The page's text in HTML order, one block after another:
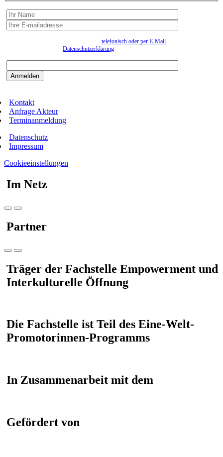
telefonisch oder per E-Mail
Datenschutzerklärung
Kontakt
Anfrage Akteur
Terminanmeldung
Datenschutz
Impressum
Cookieeinstellungen
Im Netz
Partner
Träger der Fachstelle Empowerment und
Interkulturelle Öffnung
Die Fachstelle ist Teil des Eine-Welt-
Promotorinnen-Programms
In Zusammenarbeit mit dem
Gefördert von